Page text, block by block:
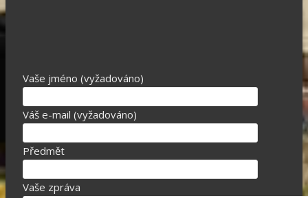
Vaše jméno (vyžadováno)
Váš e-mail (vyžadováno)
Předmět
Vaše zpráva